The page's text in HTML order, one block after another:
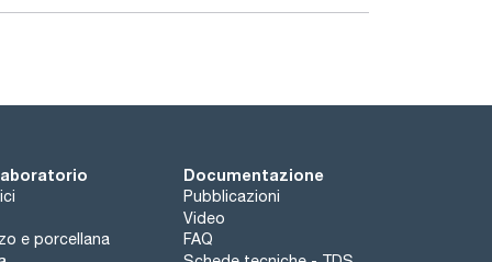
e porcellana
Documentazione
Pubblicazioni
Video
FAQ